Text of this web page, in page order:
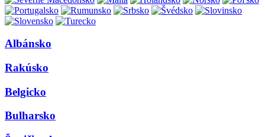
Albánsko
Rakúsko
Belgicko
Bulharsko